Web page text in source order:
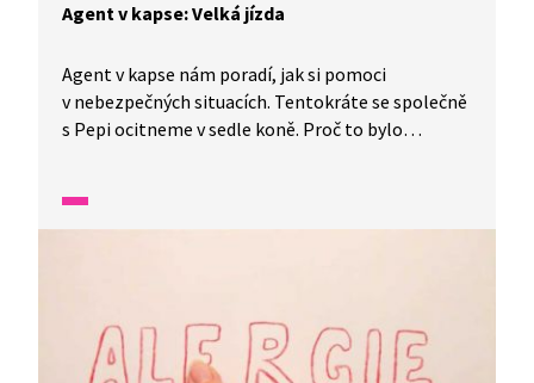
Agent v kapse: Velká jízda
Agent v kapse nám poradí, jak si pomoci
v nebezpečných situacích. Tentokráte se společně
s Pepi ocitneme v sedle koně. Proč to bylo